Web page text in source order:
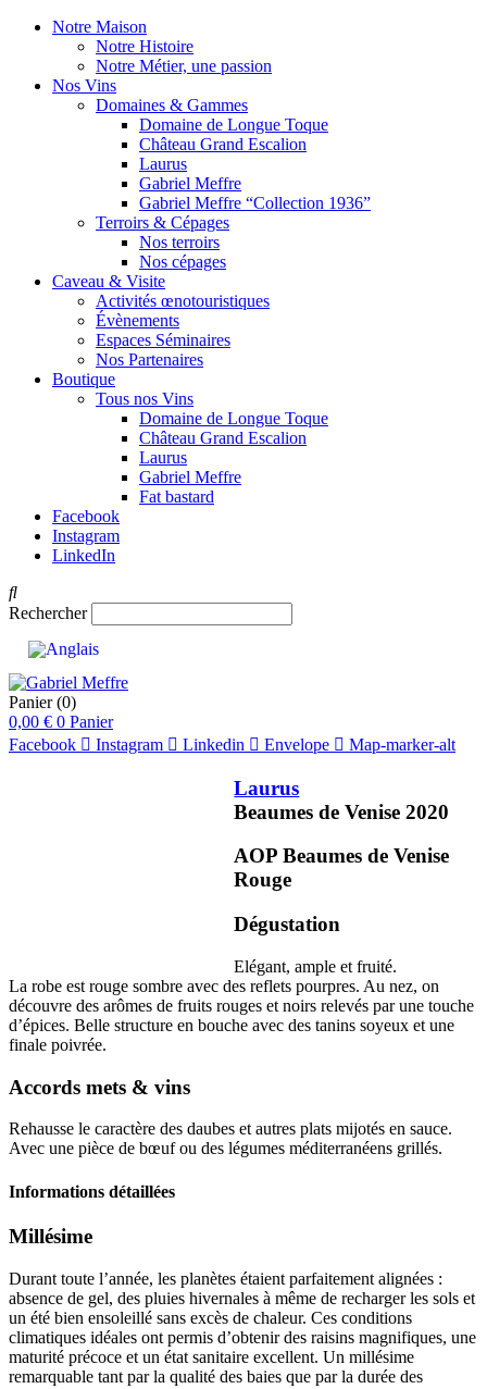
Notre Maison
Notre Histoire
Notre Métier, une passion
Nos Vins
Domaines & Gammes
Domaine de Longue Toque
Château Grand Escalion
Laurus
Gabriel Meffre
Gabriel Meffre “Collection 1936”
Terroirs & Cépages
Nos terroirs
Nos cépages
Caveau & Visite
Activités œnotouristiques
Évènements
Espaces Séminaires
Nos Partenaires
Boutique
Tous nos Vins
Domaine de Longue Toque
Château Grand Escalion
Laurus
Gabriel Meffre
Fat bastard
Facebook
Instagram
LinkedIn
Rechercher
Panier (0)
0,00 € 0 Panier
Facebook
Instagram Linkedin Envelope Map-marker-alt
Laurus
Beaumes de Venise2020
AOP Beaumes de Venise
Rouge
Dégustation
Elégant, ample et fruité.
La robe est rouge sombre avec des reflets pourpres. Au nez, on
découvre des arômes de fruits rouges et noirs relevés par une touche
d’épices. Belle structure en bouche avec des tanins soyeux et une
finale poivrée.
Accords mets & vins
Rehausse le caractère des daubes et autres plats mijotés en sauce.
Avec une pièce de bœuf ou des légumes méditerranéens grillés.
Informations détaillées
Millésime
Durant toute l’année, les planètes étaient parfaitement alignées :
absence de gel, des pluies hivernales à même de recharger les sols et
un été bien ensoleillé sans excès de chaleur. Ces conditions
climatiques idéales ont permis d’obtenir des raisins magnifiques, une
maturité précoce et un état sanitaire excellent. Un millésime
remarquable tant par la qualité des baies que par la durée des